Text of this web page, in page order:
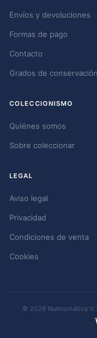
Envíos y devoluciones
Formas de pago
Contacto
Grados de conservación
COLECCIONISMO
Quiénes somos
Sobre coleccionar
LEGAL
Aviso legal
Privacidad
Condiciones de venta
Cookies
© 2026 Numismática V.